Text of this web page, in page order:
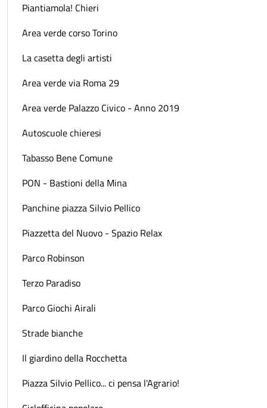
Piantiamola! Chieri
Area verde corso Torino
La casetta degli artisti
Area verde via Roma 29
Area verde Palazzo Civico - Anno 2019
Autoscuole chieresi
Tabasso Bene Comune
PON - Bastioni della Mina
Panchine piazza Silvio Pellico
Piazzetta del Nuovo - Spazio Relax
Parco Robinson
Terzo Paradiso
Parco Giochi Airali
Strade bianche
Il giardino della Rocchetta
Piazza Silvio Pellico... ci pensa l'Agrario!